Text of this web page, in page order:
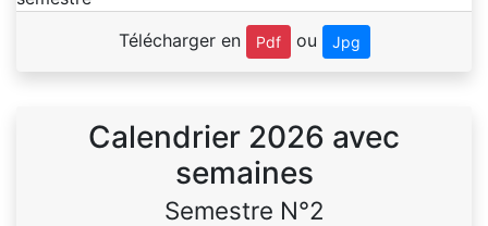
Télécharger en Pdf ou Jpg
Calendrier 2026 avec
semaines
Semestre N°2